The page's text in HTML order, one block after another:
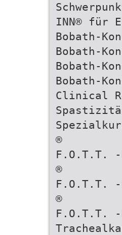
INN® für
Bobath-
Bobath-
Bobath-
Bobath-
Clinical
®
F.O.T.T. -
®
F.O.T.T. -
®
F.O.T.T. -